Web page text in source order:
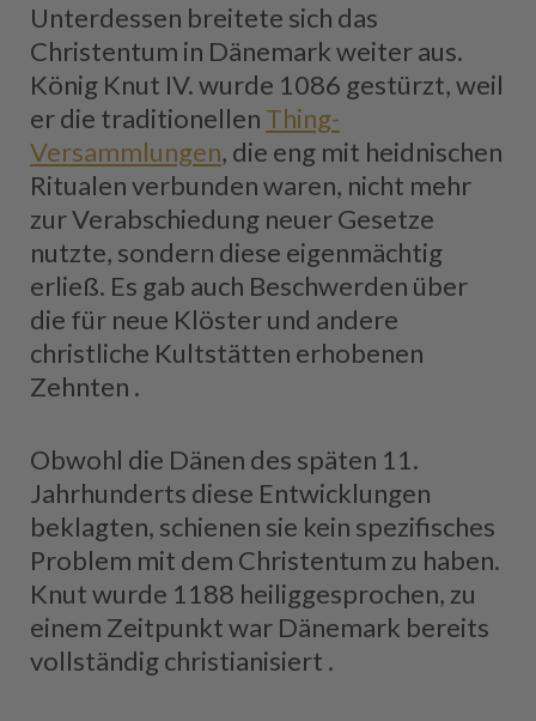
Unterdessen breitete sich das
Christentum in Dänemark weiter aus.
König Knut IV. wurde 1086 gestürzt, weil
er die traditionellen Thing-
Versammlungen, die eng mit heidnischen
Ritualen verbunden waren, nicht mehr
zur Verabschiedung neuer Gesetze
nutzte, sondern diese eigenmächtig
erließ. Es gab auch Beschwerden über
die für neue Klöster und andere
christliche Kultstätten erhobenen
Zehnten .
Obwohl die Dänen des späten 11.
Jahrhunderts diese Entwicklungen
beklagten, schienen sie kein spezifisches
Problem mit dem Christentum zu haben.
Knut wurde 1188 heiliggesprochen, zu
einem Zeitpunkt war Dänemark bereits
vollständig christianisiert .